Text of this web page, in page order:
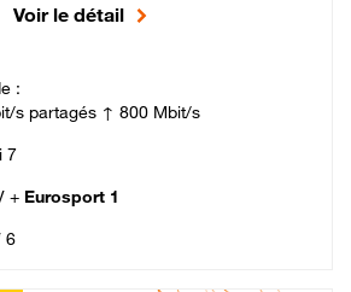
Voir le détail
:
s partagés ↑ 800 Mbit/s
7
+ Eurosport 1
6